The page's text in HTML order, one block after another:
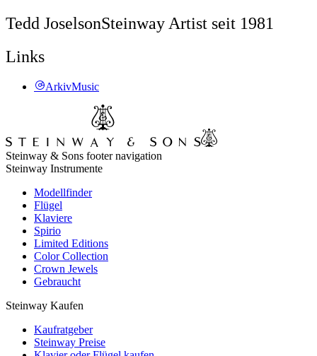
Tedd JoselsonSteinway Artist seit 1981
Links
ArkivMusic
Steinway & Sons footer navigation
Steinway Instrumente
Modellfinder
Flügel
Klaviere
Spirio
Limited Editions
Color Collection
Crown Jewels
Gebraucht
Steinway Kaufen
Kaufratgeber
Steinway Preise